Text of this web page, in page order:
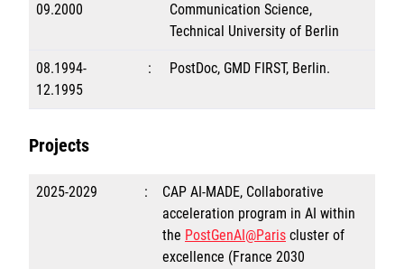
09.2000
Communication Science,
Technical University of Berlin
08.1994-
12.1995
: PostDoc, GMD FIRST, Berlin.
Projects
2025-2029 :
CAP AI-MADE, Collaborative
acceleration program in AI within
the PostGenAI@Paris cluster of
excellence (France 2030